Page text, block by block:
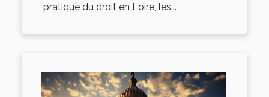
pratique du droit en Loire, les...